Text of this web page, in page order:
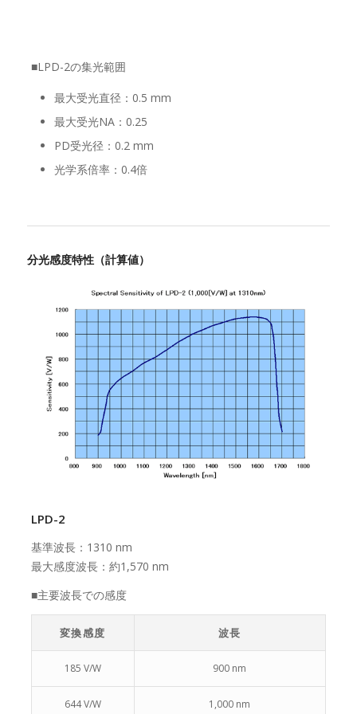
■LPD-2の集光範囲
最大受光直径：0.5 mm
最大受光NA：0.25
PD受光径：0.2 mm
光学系倍率：0.4倍
分光感度特性（計算値）
LPD-2
基準波長：1310 nm
最大感度波長：約1,570 nm
■主要波長での感度
変換感度 波長
185 V/W 900 nm
644 V/W 1,000 nm